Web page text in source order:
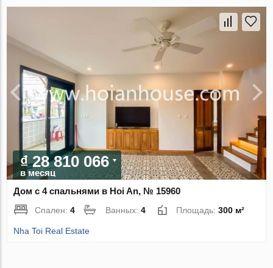
₫ 28 810 066
в месяц
Дом с 4 спальнями в Hoi An, № 15960
Спален:4 Ванных:4 Площадь:300 м²
Nha Toi Real Estate